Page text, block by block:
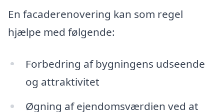
En facaderenovering kan som regel
hjælpe med følgende:
Forbedring af bygningens udseende
og attraktivitet
Øgning af ejendomsværdien ved at